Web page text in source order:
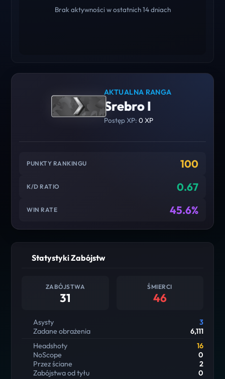
Brak aktywności w ostatnich 14 dniach
AKTUALNA RANGA
Srebro I
Postęp XP: 0 XP
PUNKTY RANKINGU 100
K/D RATIO 0.67
WIN RATE 45.6%
Statystyki Zabójstw
ZABÓJSTWA
31
ŚMIERCI
46
Asysty
3
Zadane obrażenia
6,111
Headshoty
16
NoScope
0
Przez ściane
2
Zabójstwa od tyłu
0